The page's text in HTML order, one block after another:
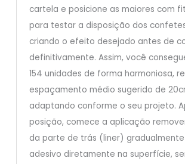
cartela e posicione as maiores com
para testar a disposição dos
criando o efeito desejado antes de
definitivamente. Assim, você
154 unidades de forma harmoniosa,
espaçamento médio sugerido de
adaptando conforme o seu projeto.
posição, comece a aplicação
da parte de trás (liner)
adesivo diretamente na superfície,